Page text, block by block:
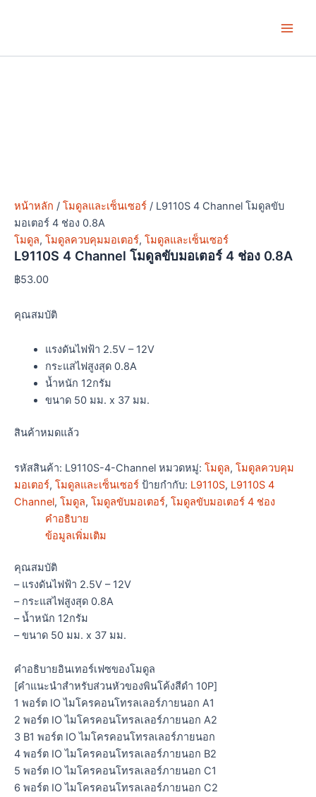
หน้าหลัก / โมดูลและเซ็นเซอร์ / L9110S 4 Channel โมดูลขับ
มอเตอร์ 4 ช่อง 0.8A
โมดูล, โมดูลควบคุมมอเตอร์, โมดูลและเซ็นเซอร์
L9110S 4 Channel โมดูลขับมอเตอร์ 4 ช่อง 0.8A
฿53.00
คุณสมบัติ
แรงดันไฟฟ้า 2.5V – 12V
กระแสไฟสูงสุด 0.8A
น้ำหนัก 12กรัม
ขนาด 50 มม. x 37 มม.
สินค้าหมดแล้ว
รหัสสินค้า: L9110S-4-Channel หมวดหมู่: โมดูล, โมดูลควบคุม
มอเตอร์, โมดูลและเซ็นเซอร์ ป้ายกำกับ: L9110S, L9110S 4
Channel, โมดูล, โมดูลขับมอเตอร์, โมดูลขับมอเตอร์ 4 ช่อง
คำอธิบาย
ข้อมูลเพิ่มเติม
คุณสมบัติ
– แรงดันไฟฟ้า 2.5V – 12V
– กระแสไฟสูงสุด 0.8A
– น้ำหนัก 12กรัม
– ขนาด 50 มม. x 37 มม.
คำอธิบายอินเทอร์เฟซของโมดูล
[คำแนะนำสำหรับส่วนหัวของพินโค้งสีดำ 10P]
1 พอร์ต IO ไมโครคอนโทรลเลอร์ภายนอก A1
2 พอร์ต IO ไมโครคอนโทรลเลอร์ภายนอก A2
3 B1 พอร์ต IO ไมโครคอนโทรลเลอร์ภายนอก
4 พอร์ต IO ไมโครคอนโทรลเลอร์ภายนอก B2
5 พอร์ต IO ไมโครคอนโทรลเลอร์ภายนอก C1
6 พอร์ต IO ไมโครคอนโทรลเลอร์ภายนอก C2
through
multiple
product
through
multiple
product